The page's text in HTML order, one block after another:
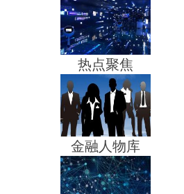
热点聚焦
金融人物库